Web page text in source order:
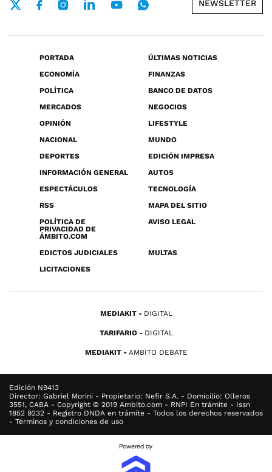
NEWSLETTER
PORTADA
ÚLTIMAS NOTICIAS
ECONOMÍA
FINANZAS
POLÍTICA
BANCO DE DATOS
MERCADOS
NEGOCIOS
OPINIÓN
LIFESTYLE
NACIONAL
MUNDO
DEPORTES
EDICIÓN IMPRESA
INFORMACIÓN GENERAL
AUTOS
ESPECTÁCULOS
TECNOLOGÍA
RSS
MAPA DEL SITIO
POLÍTICA DE
PRIVACIDAD DE
ÁMBITO.COM
AVISO LEGAL
EDICTOS JUDICIALES
MULTAS
LICITACIONES
MEDIAKIT DIGITAL
TARIFARIO DIGITAL
MEDIAKIT AMBITO DEBATE
Edición N9413
Director: Gabriel Morini - Propietario: Nefir S.A. - Domicilio: Olleros
3551, CABA - Copyright © 2019 Ambito.com - RNPI En trámite - Issn
1852 9232 - Registro DNDA en trámite - Todos los derechos reservados
- Términos y condiciones de uso